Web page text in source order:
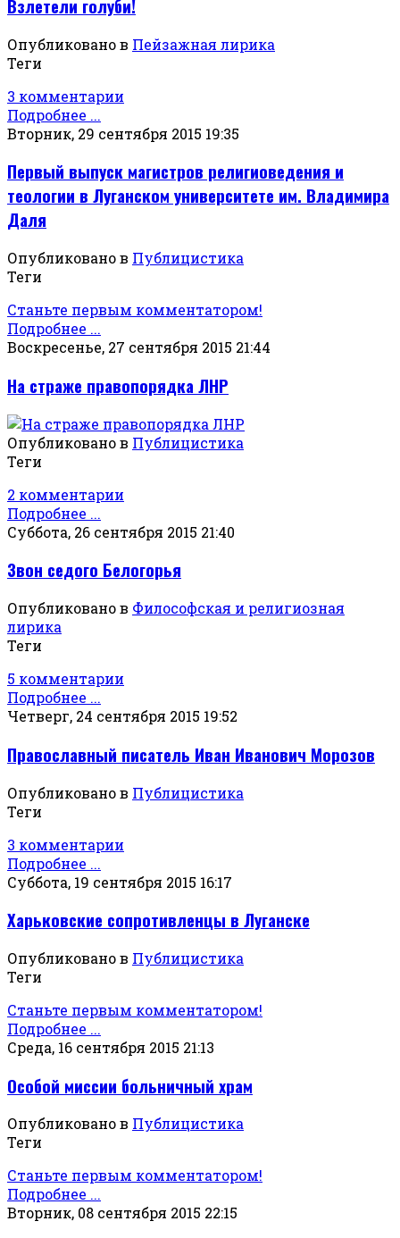
Взлетели голуби!
Опубликовано в Пейзажная лирика
Теги
3 комментарии
Подробнее ...
Вторник, 29 сентября 2015 19:35
Первый выпуск магистров религиоведения и
теологии в Луганском университете им. Владимира
Даля
Опубликовано в Публицистика
Теги
Станьте первым комментатором!
Подробнее ...
Воскресенье, 27 сентября 2015 21:44
На страже правопорядка ЛНР
Опубликовано в Публицистика
Теги
2 комментарии
Подробнее ...
Суббота, 26 сентября 2015 21:40
Звон седого Белогорья
Опубликовано в Философская и религиозная
лирика
Теги
5 комментарии
Подробнее ...
Четверг, 24 сентября 2015 19:52
Православный писатель Иван Иванович Морозов
Опубликовано в Публицистика
Теги
3 комментарии
Подробнее ...
Суббота, 19 сентября 2015 16:17
Харьковские сопротивленцы в Луганске
Опубликовано в Публицистика
Теги
Станьте первым комментатором!
Подробнее ...
Среда, 16 сентября 2015 21:13
Особой миссии больничный храм
Опубликовано в Публицистика
Теги
Станьте первым комментатором!
Подробнее ...
Вторник, 08 сентября 2015 22:15